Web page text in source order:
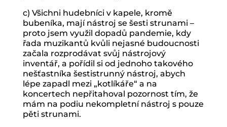
c) Všichni hudebníci v kapele, kromě
bubeníka, mají nástroj se šesti strunami –
proto jsem využil dopadů pandemie, kdy
řada muzikantů kvůli nejasné budoucnosti
začala rozprodávat svůj nástrojový
inventář, a pořídil si od jednoho takového
nešťastníka šestistrunný nástroj, abych
lépe zapadl mezi „kotlíkáře“ a na
koncertech nepřitahoval pozornost tím, že
mám na podiu nekompletní nástroj s pouze
pěti strunami.